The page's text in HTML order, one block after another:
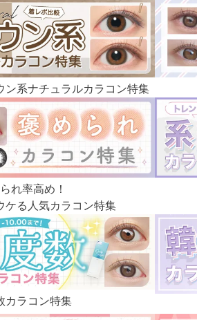
ン系ナチュラルカラコン特集
れ率高め！
ケる 人気カラコン特集
カラコン特集